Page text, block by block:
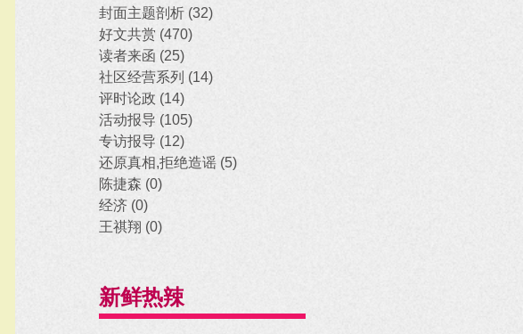
封面主题剖析 (32)
好文共赏 (470)
读者来函 (25)
社区经营系列 (14)
评时论政 (14)
活动报导 (105)
专访报导 (12)
还原真相,拒绝造谣 (5)
陈捷森 (0)
经济 (0)
王祺翔 (0)
新鲜热辣